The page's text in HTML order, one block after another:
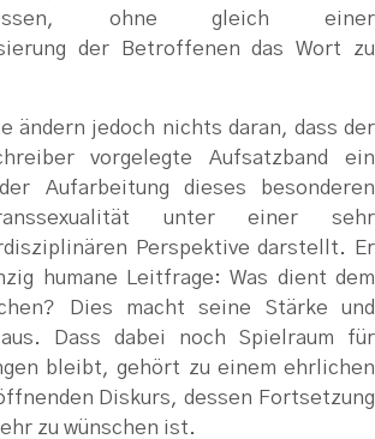
ohne gleich einer
der Betroffenen das Wort zu
ändern jedoch nichts daran, dass der
vorgelegte Aufsatzband ein
Aufarbeitung dieses besonderen
unter einer sehr
Perspektive darstellt. Er
humane Leitfrage: Was dient dem
Dies macht seine Stärke und
Dass dabei noch Spielraum für
bleibt, gehört zu einem ehrlichen
Diskurs, dessen Fortsetzung
zu wünschen ist.